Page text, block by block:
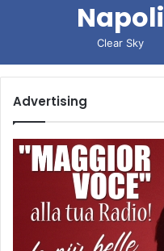
Napoli
Clear Sky
Advertising